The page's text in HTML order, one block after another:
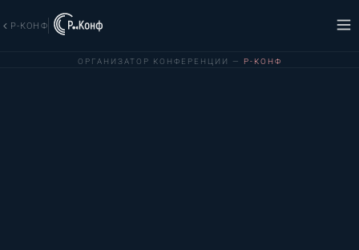
Р-КОНФ
ОРГАНИЗАТОР КОНФЕРЕНЦИИ — Р-КОНФ